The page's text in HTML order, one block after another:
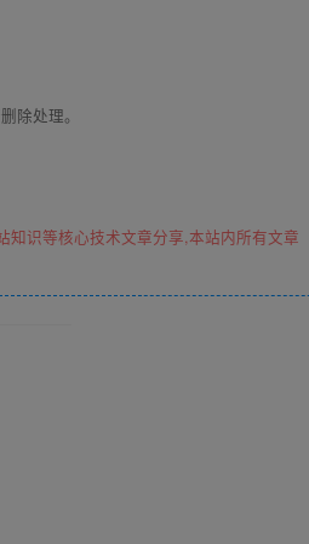
除处理。
知识等核心技术文章分享,本站内所有文章